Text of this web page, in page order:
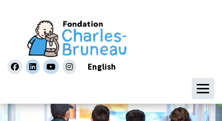
facebooklinkedinyoutubeinstagramEnglish